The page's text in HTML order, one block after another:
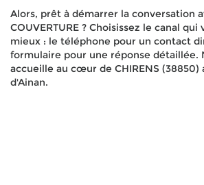
Alors, prêt à démarrer la conversation
COUVERTURE ? Choisissez le canal
mieux : le téléphone pour un contact
formulaire pour une réponse détaillée.
accueille au cœur de CHIRENS (38850)
d'Ainan.